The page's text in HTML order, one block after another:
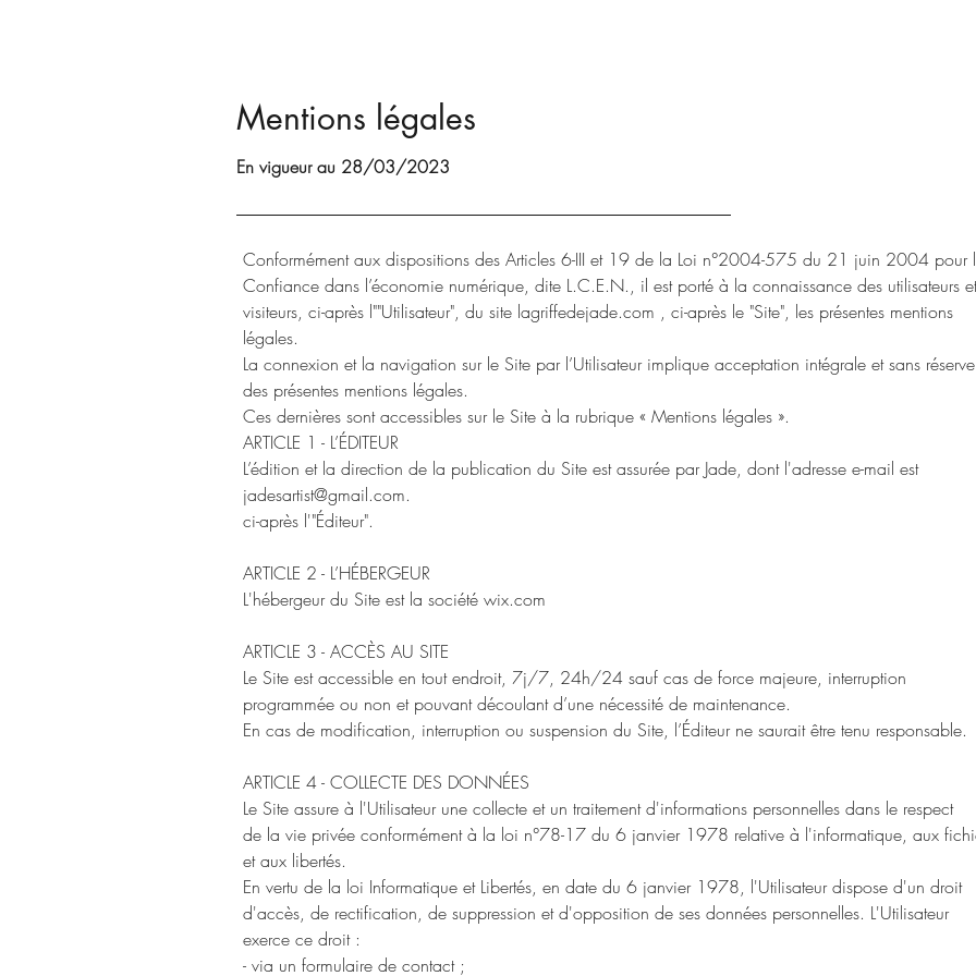
Mentions légales
En vigueur au 28/03/2023
Conformément aux dispositions des Articles 6-III et 19 de la Loi n°2004-575 du 21 juin 2004 pour
Confiance dans l’économie numérique, dite L.C.E.N., il est porté à la connaissance des utilisateurs et
visiteurs, ci-après l""Utilisateur", du site lagriffedejade.com , ci-après le "Site", les présentes mentions
légales.
La connexion et la navigation sur le Site par l’Utilisateur implique acceptation intégrale et sans réserve
des présentes mentions légales.
Ces dernières sont accessibles sur le Site à la rubrique « Mentions légales ».
ARTICLE 1 - L’ÉDITEUR
L’édition et la direction de la publication du Site est assurée par Jade, dont l'adresse e-mail est
jadesartist@gmail.com.
ci-après l'"Éditeur".
ARTICLE 2 - L’HÉBERGEUR
L'hébergeur du Site est la société wix.com
ARTICLE 3 - ACCÈS AU SITE
Le Site est accessible en tout endroit, 7j/7, 24h/24 sauf cas de force majeure, interruption
programmée ou non et pouvant découlant d’une nécessité de maintenance.
En cas de modification, interruption ou suspension du Site, l’Éditeur ne saurait être tenu responsable.
ARTICLE 4 - COLLECTE DES DONNÉES
Le Site assure à l'Utilisateur une collecte et un traitement d'informations personnelles dans le respect
de la vie privée conformément à la loi n°78-17 du 6 janvier 1978 relative à l'informatique, aux
et aux libertés.
En vertu de la loi Informatique et Libertés, en date du 6 janvier 1978, l'Utilisateur dispose d'un droit
d'accès, de rectification, de suppression et d'opposition de ses données personnelles. L'Utilisateur
exerce ce droit :
- via un formulaire de contact ;